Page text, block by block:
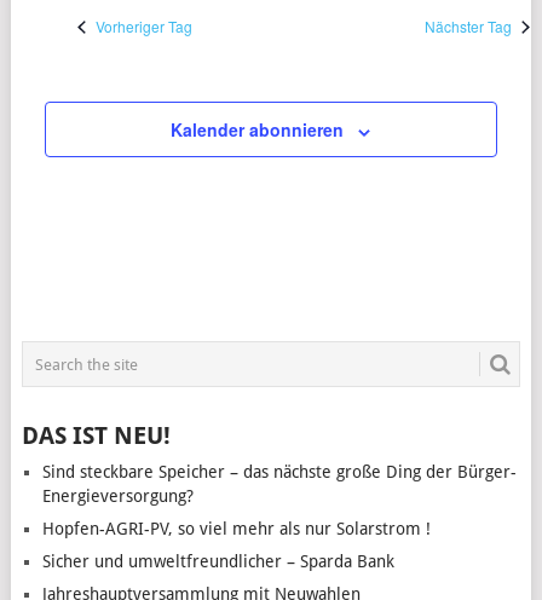
Vorheriger Tag Nächster Tag
Kalender abonnieren
DAS IST NEU!
Sind steckbare Speicher – das nächste große Ding der Bürger-
Energieversorgung?
Hopfen-AGRI-PV, so viel mehr als nur Solarstrom !
Sicher und umweltfreundlicher – Sparda Bank
Jahreshauptversammlung mit Neuwahlen